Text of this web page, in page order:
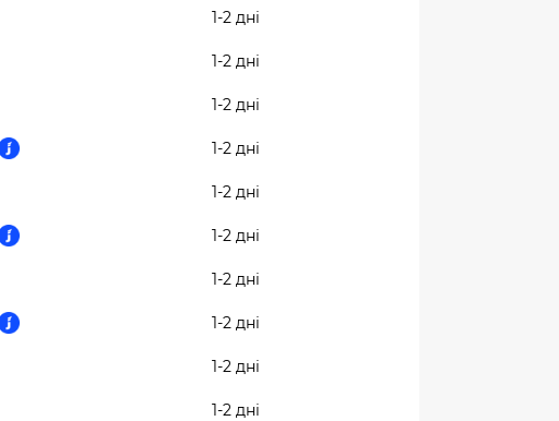
1-2 дні
1-2 дні
1-2 дні
1-2 дні
1-2 дні
1-2 дні
1-2 дні
1-2 дні
1-2 дні
1-2 дні